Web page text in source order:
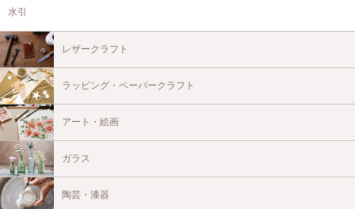
水引
レザークラフト
ラッピング・ペーパークラフト
アート・絵画
ガラス
陶芸・漆器